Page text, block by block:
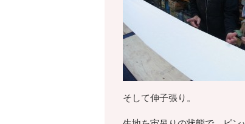
そして伸子張り。